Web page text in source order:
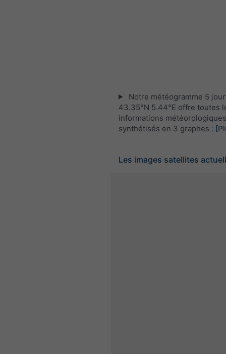
Notre météogramme 5
43.35°N 5.44°E offre toutes
informations météorologiques
synthétisés en 3 graphes :
Les images satellites